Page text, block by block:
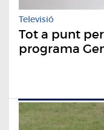
Televisió
Tot a punt
programa